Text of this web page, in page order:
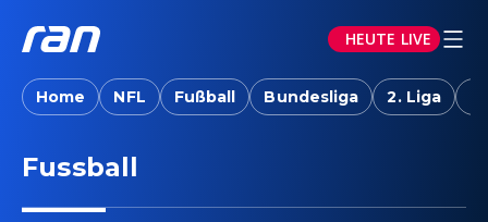
HEUTE LIVE
Home NFL Fußball Bundesliga 2. Liga
Fussball